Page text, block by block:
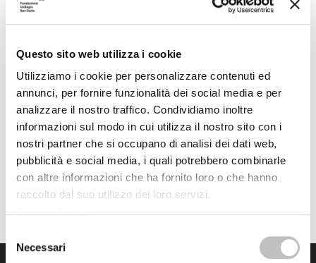
Questo sito web utilizza i cookie
Utilizziamo i cookie per personalizzare contenuti ed
annunci, per fornire funzionalità dei social media e per
analizzare il nostro traffico. Condividiamo inoltre
informazioni sul modo in cui utilizza il nostro sito con i
nostri partner che si occupano di analisi dei dati web,
pubblicità e social media, i quali potrebbero combinarle
con altre informazioni che ha fornito loro o che hanno
raccolto dal suo utilizzo dei loro servizi.
delNecessari
10/10/2017
La riforma ecclesiastica del secolo XI e i
suoi esiti
Da Gregorio VII a Francesco d’Assisi
Grado Giovanni Merlo